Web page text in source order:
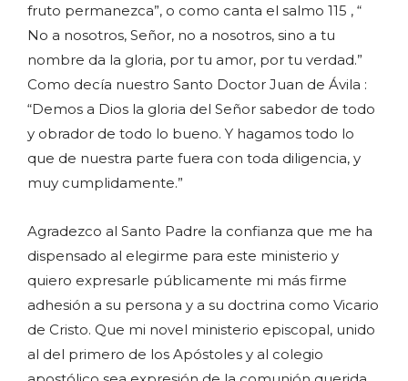
fruto permanezca”, o como canta el salmo 115 , “
No a nosotros, Señor, no a nosotros, sino a tu
nombre da la gloria, por tu amor, por tu verdad.”
Como decía nuestro Santo Doctor Juan de Ávila :
“Demos a Dios la gloria del Señor sabedor de todo
y obrador de todo lo bueno. Y hagamos todo lo
que de nuestra parte fuera con toda diligencia, y
muy cumplidamente.”
Agradezco al Santo Padre la confianza que me ha
dispensado al elegirme para este ministerio y
quiero expresarle públicamente mi más firme
adhesión a su persona y a su doctrina como Vicario
de Cristo. Que mi novel ministerio episcopal, unido
al del primero de los Apóstoles y al colegio